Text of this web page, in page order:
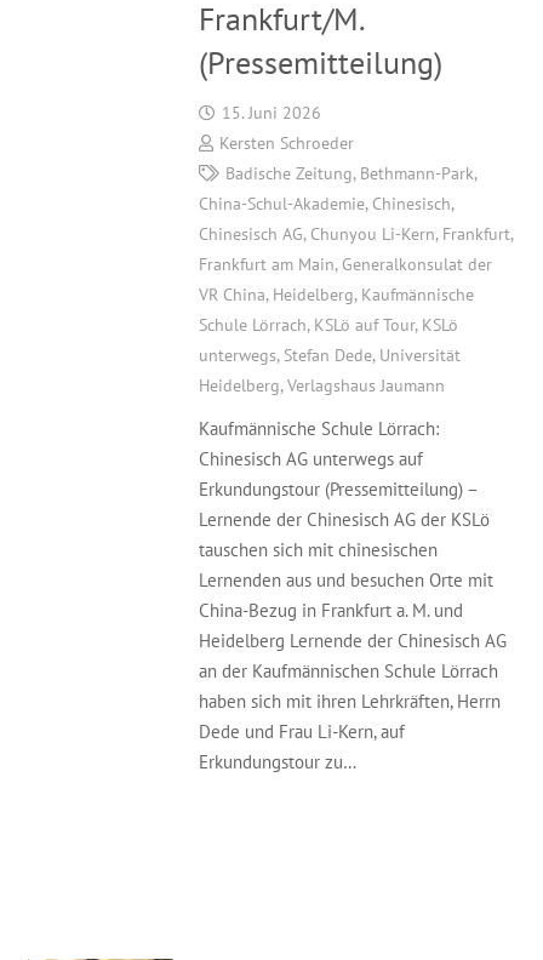
Frankfurt/M.
(Pressemitteilung)
15. Juni 2026
Kersten Schroeder
Badische Zeitung, Bethmann-Park,
China-Schul-Akademie, Chinesisch,
Chinesisch AG, Chunyou Li-Kern, Frankfurt,
Frankfurt am Main, Generalkonsulat der
VR China, Heidelberg, Kaufmännische
Schule Lörrach, KSLö auf Tour, KSLö
unterwegs, Stefan Dede, Universität
Heidelberg, Verlagshaus Jaumann
Kaufmännische Schule Lörrach:
Chinesisch AG unterwegs auf
Erkundungstour (Pressemitteilung) –
Lernende der Chinesisch AG der KSLö
tauschen sich mit chinesischen
Lernenden aus und besuchen Orte mit
China-Bezug in Frankfurt a. M. und
Heidelberg Lernende der Chinesisch AG
an der Kaufmännischen Schule Lörrach
haben sich mit ihren Lehrkräften, Herrn
Dede und Frau Li-Kern, auf
Erkundungstour zu…